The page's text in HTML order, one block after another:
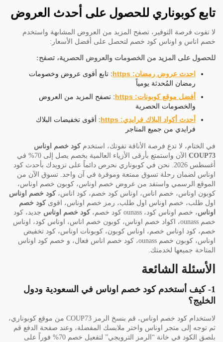
تابع كوبوناري للحصول على أحدث العروض
لا تفوت فرصة التوفير، تصفح المزيد من العروض المشابهة واستخدم
خصم اناس و اوناس كود خصم لتحصل على أفضل الأسعار:
للحصول على المزيد من الخصومات والعروض الحصرية، تصفح:
احدث عروض رمضان: https
: تابع أقوى عروض وخصومات
رمضان المُحدثة يومياً
أفضل موقع كوبونات: https
: تصفح المزيد من العروض
والخصومات الحصرية
أحدث أكواد البلاك فرايدي: https
: أقوى تخفيضات البلاك
فرايدي من جميع المتاجر
في الختام، لا تدع فرصة الأناقة تفوتك، استخدم كود خصم اوناس
COUP73
الآن واستمتع بأرقى الأزياء العالمية بخصم يصل إلى 70% في
أغسطس 2026. نحن في كوبوناري نحرص دائماً على تزويدك بأحدث كود
اوناس لضمان رحلة تسوق ممتعة وموفرة في آن واحد. تسوق الآن من
الموقع الرسمي واستفد من عروض خصم اوناس، كوبون خصم اوناس،
كوبون اوناس، خصم اناس، اوناس كود خصم، كود اناس، كود خصم اوناس
اول طلب، خصم اوناس اول طلب، رمز خصم اوناس، اقوى كود خصم
اوناس، خصم اوناس كود، ounass كود خصم، كود خصم اوناس جديد، كود
خصم ounass، اكواد خصم اوناس، كوبون خصم اناس، اوناس كود، اوناس
خصم، كود اوناس خصم، اوناس كوبون، كوبونات اوناس، كود تخفيض
اوناس، كوبون خصم ounass، كود خصم اناس فعال، و خصم كود اوناس
المتاحة جميعها لخدمتك.
الأسئلة الشائعة
1- كيف أستخدم كود خصم اوناس في السعودية ودول
الخليج؟
لاستخدام كود خصم اوناس، قم بنسخ الرمز COUP73 من موقع كوبوناري،
ثم توجه إلى متجر اوناس واختر ملابسك المفضلة، وعند صفحة الدفع قم
بلصق الكود في خانة “الرمز الترويجي” لتفعيل خصم 70% فوراً على